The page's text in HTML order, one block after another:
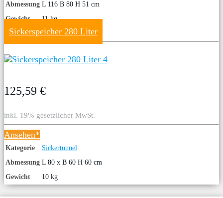
Abmessung L 116 B 80 H 51 cm
Gewicht
11 kg
Sickerspeicher 280 Liter
125,59 €
inkl. 19% gesetzlicher MwSt.
Ansehen*
Kategorie
Sickertunnel
Abmessung L 80 x B 60 H 60 cm
Gewicht
10 kg